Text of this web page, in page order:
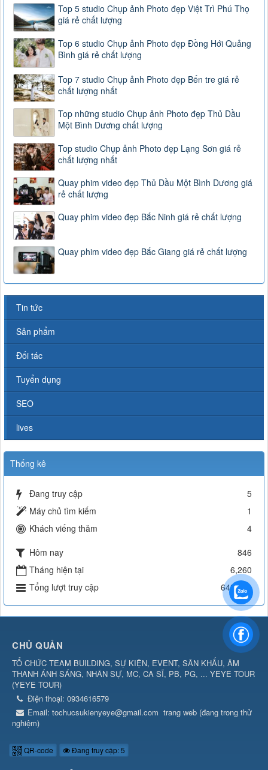
Top 5 studio Chụp ảnh Photo đẹp Việt Trì Phú Thọ
giá rẻ chất lượng
Top 6 studio Chụp ảnh Photo đẹp Đồng Hới Quảng
Bình giá rẻ chất lượng
Top 7 studio Chụp ảnh Photo đẹp Bến tre giá rẻ
chất lượng nhất
Top những studio Chụp ảnh Photo đẹp Thủ Dầu
Một Bình Dương chất lượng
Top studio Chụp ảnh Photo đẹp Lạng Sơn giá rẻ
chất lượng nhất
Quay phim video đẹp Thủ Dầu Một Bình Dương giá
rẻ chất lượng
Quay phim video đẹp Bắc Ninh giá rẻ chất lượng
Quay phim video đẹp Bắc Giang giá rẻ chất lượng
Tin tức
Sản phẩm
Đối tác
Tuyển dụng
SEO
lives
Thống kê
Đang truy cập
5
Máy chủ tìm kiếm
1
Khách viếng thăm
4
Hôm nay
846
Tháng hiện tại
6,260
Tổng lượt truy cập
643,091
CHỦ QUẢN
TỔ CHỨC TEAM BUILDING, SỰ KIỆN, EVENT, SÂN KHẤU, ÂM
THANH ÁNH SÁNG, NHÂN SỰ, MC, CA SĨ, PB, PG, ... YEYE TOUR
(YEYE TOUR)
Điện thoại: 0934616579
Email: tochucsukienyeye@gmail.com trang web (đang trong thử
nghiệm)
QR-code Đang truy cập: 5